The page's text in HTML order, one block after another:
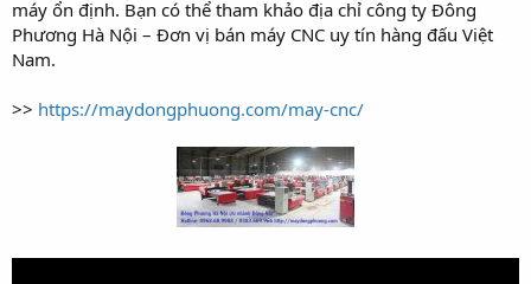
máy ổn định. Bạn có thể tham khảo địa chỉ công ty Đông
Phương Hà Nội – Đơn vị bán máy CNC uy tín hàng đấu Việt
Nam.
>> https://maydongphuong.com/may-cnc/